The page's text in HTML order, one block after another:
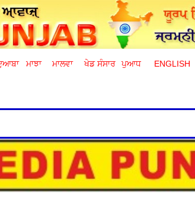
ਮਾਝਾ ਮਾਲਵਾ ਖੇਡ ਸੰਸਾਰ ਪੁਆਧ ENGLISH